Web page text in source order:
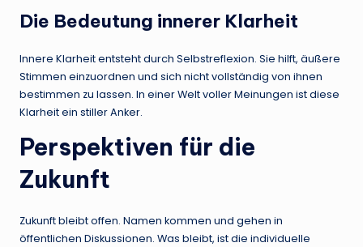
Die Bedeutung innerer Klarheit
Innere Klarheit entsteht durch Selbstreflexion. Sie hilft, äußere
Stimmen einzuordnen und sich nicht vollständig von ihnen
bestimmen zu lassen. In einer Welt voller Meinungen ist diese
Klarheit ein stiller Anker.
Perspektiven für die
Zukunft
Zukunft bleibt offen. Namen kommen und gehen in
öffentlichen Diskussionen. Was bleibt, ist die individuelle